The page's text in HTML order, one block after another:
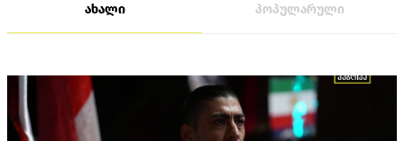
ახალი პოპულარული